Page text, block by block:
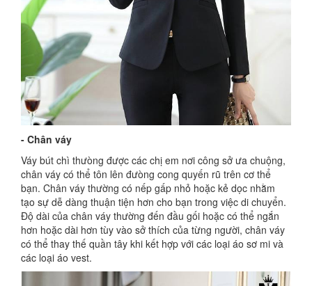
- Chân váy
Váy bút chì thưòng được các chị em nơi công sở ưa chuộng,
chân váy có thể tôn lên đưòng cong quyến rũ trên cơ thể
bạn. Chân váy thường có nếp gấp nhỏ hoặc kẻ dọc nhằm
tạo sự dễ dàng thuận tiện hơn cho bạn trong việc di chuyển.
Độ dài của chân váy thường đến đầu gối hoặc có thể ngắn
hơn hoặc dài hơn tùy vào sở thích của từng người, chân váy
có thể thay thế quần tây khi kết hợp với các loại áo sơ mi và
các loại áo vest.